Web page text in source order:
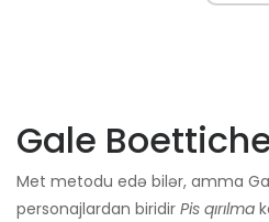
Gale
Met metodu edə bilər, amma
personajlardan biridir Pis qırılma